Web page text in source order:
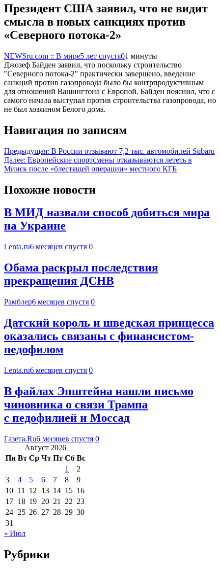
Президент США заявил, что не видит
смысла в новых санкциях против
«Северного потока-2»
NEWSru.com :: В мире5 лет спустя01 минуты
Джозеф Байден заявил, что поскольку строительство
"Северного потока-2" практически завершено, введение
санкций против газопровода было бы контрпродуктивным
для отношений Вашингтона с Европой. Байден пояснил, что с
самого начала выступал против строительства газопровода, но
не был хозяином Белого дома.
Навигация по записям
Предыдущая: В России отзывают 7,2 тыс. автомобилей Subaru
Далее: Европейские спортсмены отказываются лететь в
Минск после «блестящей операции» местного КГБ
Похожие новости
В МИД назвали способ добиться мира
на Украине
Lenta.ru6 месяцев спустя 0
Обама раскрыл последствия
прекращения ДСНВ
Рамблер6 месяцев спустя 0
Датский король и шведская принцесса
оказались связаны с финансистом-
педофилом
Lenta.ru6 месяцев спустя 0
В файлах Эпштейна нашли письмо
чиновника о связи Трампа
с педофилией и Моссад
Газета.Ru6 месяцев спустя 0
Август 2026
Пн Вт Ср Чт Пт Сб Вс
1
2
3
4 5 6 7 8
9
10 11 12 13 14 15 16
17 18 19 20 21 22 23
24 25 26 27 28 29 30
31
« Июл
Рубрики